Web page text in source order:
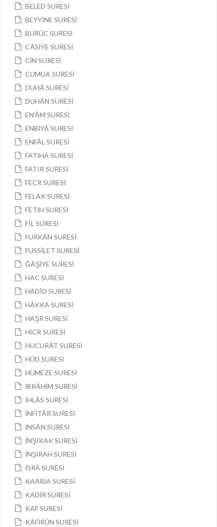
BELED SURESİ
BEYYİNE SURESİ
BÜRÛC SURESİ
CÂSİYE SURESİ
CİN SURESİ
CUMUA SURESİ
DUHÂ SURESİ
DUHÂN SURESİ
EN’ÂM SURESİ
ENBİYÂ SURESİ
ENFÂL SURESİ
FATİHA SURESİ
FATIR SURESİ
FECR SURESİ
FELAK SURESİ
FETİH SURESİ
FÎL SURESİ
FURKÂN SURESİ
FUSSİLET SURESİ
ĞÂŞİYE SURESİ
HAC SURESİ
HADÎD SURESİ
HÂKKA SURESİ
HAŞR SURESİ
HİCR SURESİ
HUCURÂT SURESİ
HÛD SURESİ
HÜMEZE SURESİ
İBRÂHİM SURESİ
İHLÂS SURESİ
İNFİTÂR SURESİ
İNSÂN SURESİ
İNŞIKAK SURESİ
İNŞİRAH SURESİ
İSRÂ SURESİ
KAARİA SURESİ
KADİR SURESİ
KAF SURESİ
KÂFİRÛN SURESİ